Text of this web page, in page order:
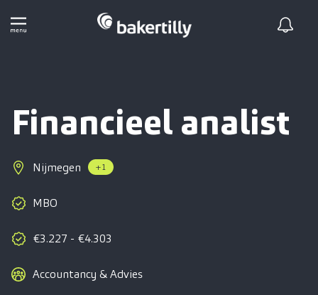
Financieel analist
Nijmegen +1
MBO
€3.227 - €4.303
Accountancy & Advies